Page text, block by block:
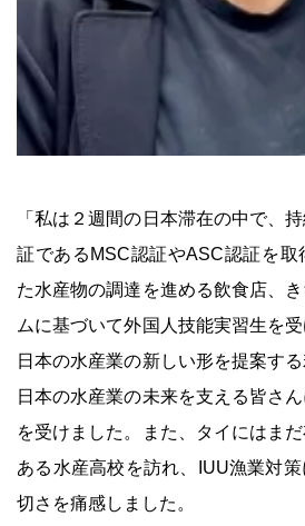
「私は２週間の日本滞在の中で、
証であるMSC認証やASC認証を取
た水産物の調達を進める飲食店、
ムに基づいて外国人技能実習生を
日本の水産業の新しい形を提案す
日本の水産業の未来を支える皆さ
を受けました。また、タイにはま
ある水産高校を訪れ、IUU漁業対
切さを痛感しました。